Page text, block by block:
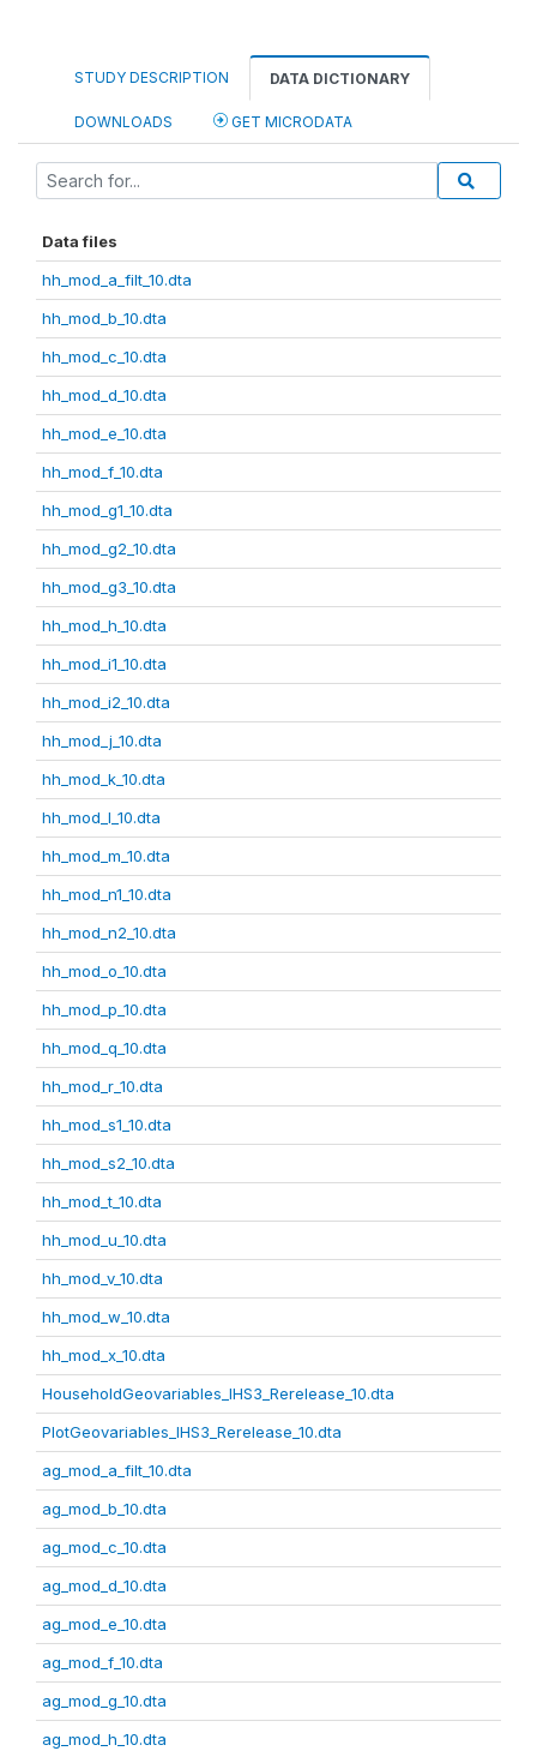
STUDY DESCRIPTION DATA DICTIONARY
DOWNLOADS GET MICRODATA
Data files
hh_mod_a_filt_10.dta
hh_mod_b_10.dta
hh_mod_c_10.dta
hh_mod_d_10.dta
hh_mod_e_10.dta
hh_mod_f_10.dta
hh_mod_g1_10.dta
hh_mod_g2_10.dta
hh_mod_g3_10.dta
hh_mod_h_10.dta
hh_mod_i1_10.dta
hh_mod_i2_10.dta
hh_mod_j_10.dta
hh_mod_k_10.dta
hh_mod_l_10.dta
hh_mod_m_10.dta
hh_mod_n1_10.dta
hh_mod_n2_10.dta
hh_mod_o_10.dta
hh_mod_p_10.dta
hh_mod_q_10.dta
hh_mod_r_10.dta
hh_mod_s1_10.dta
hh_mod_s2_10.dta
hh_mod_t_10.dta
hh_mod_u_10.dta
hh_mod_v_10.dta
hh_mod_w_10.dta
hh_mod_x_10.dta
HouseholdGeovariables_IHS3_Rerelease_10.dta
PlotGeovariables_IHS3_Rerelease_10.dta
ag_mod_a_filt_10.dta
ag_mod_b_10.dta
ag_mod_c_10.dta
ag_mod_d_10.dta
ag_mod_e_10.dta
ag_mod_f_10.dta
ag_mod_g_10.dta
ag_mod_h_10.dta